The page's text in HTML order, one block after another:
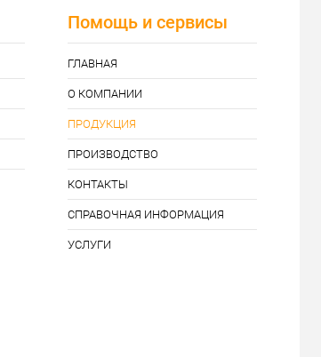
Помощь и сервисы
ГЛАВНАЯ
О КОМПАНИИ
ПРОДУКЦИЯ
ПРОИЗВОДСТВО
КОНТАКТЫ
СПРАВОЧНАЯ ИНФОРМАЦИЯ
УСЛУГИ